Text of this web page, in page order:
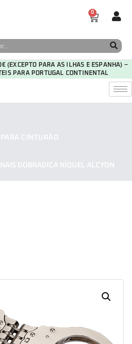
0
(EXCEPTO PARA AS ILHAS E ESPANHA) –
PARA PORTUGAL CONTINENTAL
CINTURÃO
DOBRADIÇA NÍQUEL ALCYON